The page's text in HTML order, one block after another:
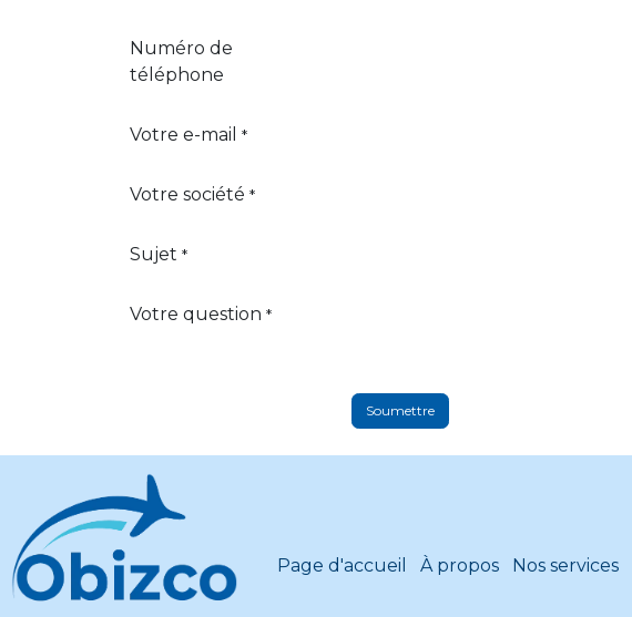
Numéro de
téléphone
Votre e-mail *
Votre société *
Sujet *
Votre question *
Soumettre
Page d'accueil À propos Nos services